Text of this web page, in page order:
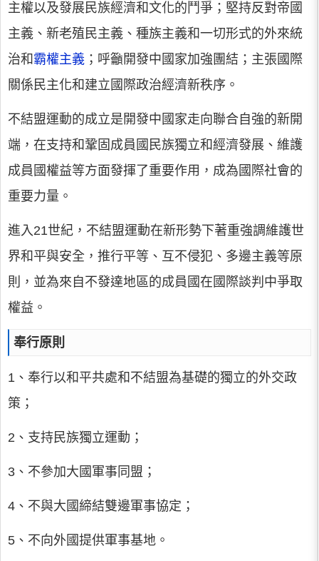
主權以及發展民族經濟和文化的鬥爭；堅持反對帝國
主義、新老殖民主義、種族主義和一切形式的外來統
治和 霸權主義 ；呼籲開發中國家加強團結；主張國際
關係民主化和建立國際政治經濟新秩序。
不結盟運動的成立是開發中國家走向聯合自強的新開
端，在支持和鞏固成員國民族獨立和經濟發展、維護
成員國權益等方面發揮了重要作用，成為國際社會的
重要力量。
進入21世紀，不結盟運動在新形勢下著重強調維護世
界和平與安全，推行平等、互不侵犯、多邊主義等原
則，並為來自不發達地區的成員國在國際談判中爭取
權益。
奉行原則
1、奉行以和平共處和不結盟為基礎的獨立的外交政
策；
2、支持民族獨立運動；
3、不參加大國軍事同盟；
4、不與大國締結雙邊軍事協定；
5、不向外國提供軍事基地。